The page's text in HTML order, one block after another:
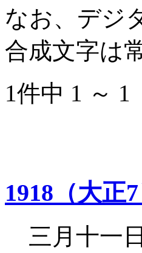
なお、デジ
合成文字は
1件中 1 ～ 1
1918（大正
三月十一